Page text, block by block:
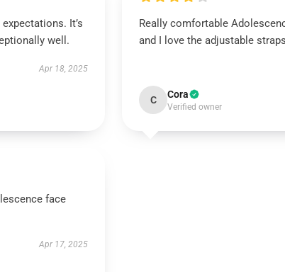
It’s
well.
Apr 18, 2025
Really comfortable
and I love the adjustable
C Cora
Verified owner
face
Apr 17, 2025